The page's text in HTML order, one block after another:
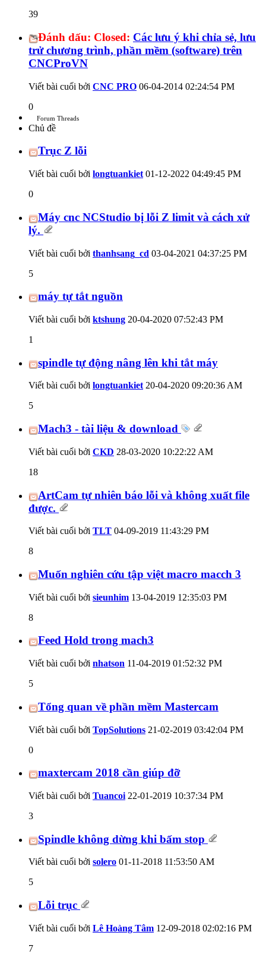
39
Đánh dấu: Closed: Các lưu ý khi chỉa sẻ, lưu
trử chương trình, phần mềm (software) trên
CNCProVN
Viết bài cuối bởi CNC PRO 06-04-2014 02:24:54 PM
0
Forum Threads
Chủ đề
Trục Z lỗi
Viết bài cuối bởi longtuankiet 01-12-2022 04:49:45 PM
0
Máy cnc NCStudio bị lỗi Z limit và cách xử
lý.
Viết bài cuối bởi thanhsang_cd 03-04-2021 04:37:25 PM
5
máy tự tắt nguồn
Viết bài cuối bởi ktshung 20-04-2020 07:52:43 PM
1
spindle tự động nâng lên khi tắt máy
Viết bài cuối bởi longtuankiet20-04-2020 09:20:36 AM
5
Mach3 - tài liệu & download
Viết bài cuối bởi CKD 28-03-2020 10:22:22 AM
18
ArtCam tự nhiên báo lỗi và không xuất file
được.
Viết bài cuối bởi TLT 04-09-2019 11:43:29 PM
8
Muốn nghiên cứu tập việt macro macch 3
Viết bài cuối bởi sieunhim 13-04-2019 12:35:03 PM
8
Feed Hold trong mach3
Viết bài cuối bởi nhatson 11-04-2019 01:52:32 PM
5
Tổng quan về phần mềm Mastercam
Viết bài cuối bởi TopSolutions 21-02-2019 03:42:04 PM
0
maxtercam 2018 cần giúp đỡ
Viết bài cuối bởi Tuancoi 22-01-2019 10:37:34 PM
3
Spindle không dừng khi bấm stop
Viết bài cuối bởi solero 01-11-2018 11:53:50 AM
5
Lỗi trục
Viết bài cuối bởi Lê Hoàng Tâm 12-09-2018 02:02:16 PM
7